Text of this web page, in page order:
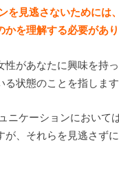
を見逃さないためには
かを理解する必要があり
性があなたに興味を持
状態のことを指します
ニケーションにおいて
が、それらを見逃さず